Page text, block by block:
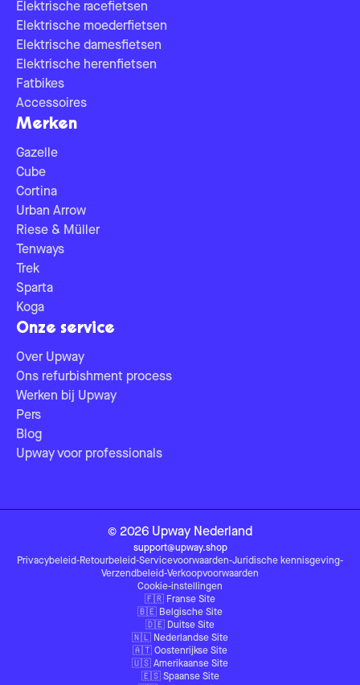
Elektrische racefietsen
Elektrische moederfietsen
Elektrische damesfietsen
Elektrische herenfietsen
Fatbikes
Accessoires
Merken
Gazelle
Cube
Cortina
Urban Arrow
Riese & Müller
Tenways
Trek
Sparta
Koga
Onze service
Over Upway
Ons refurbishment process
Werken bij Upway
Pers
Blog
Upway voor professionals
© 2026 Upway Nederland
support@upway.shop
Privacybeleid-Retourbeleid-Servicevoorwaarden-Juridische kennisgeving-
Verzendbeleid-Verkoopvoorwaarden
Cookie-instellingen
🇫🇷 Franse Site
🇧🇪 Belgische Site
🇩🇪 Duitse Site
🇳🇱 Nederlandse Site
🇦🇹 Oostenrijkse Site
🇺🇸 Amerikaanse Site
🇪🇸 Spaanse Site